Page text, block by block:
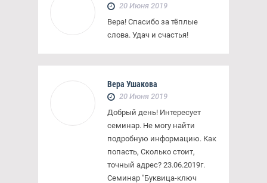
20 Июня 2019
Вера! Спасибо за тёплые
слова. Удач и счастья!
Вера Ушакова
20 Июня 2019
Добрый день! Интересует
семинар. Не могу найти
подробную информацию. Как
попасть, Сколько стоит,
точный адрес? 23.06.2019г.
Семинар "Буквица-ключ